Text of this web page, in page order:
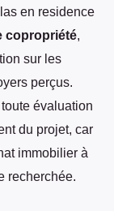
en residence
copropriété,
sur les
perçus.
évaluation
du projet, car
immobilier à
recherchée.